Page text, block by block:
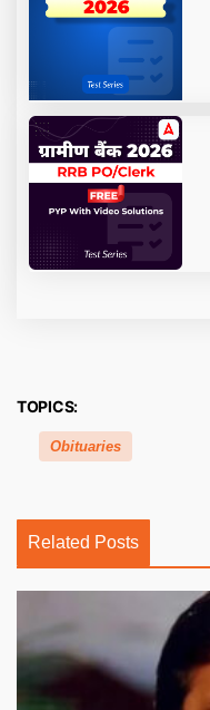
TOPICS:
Obituaries
Related Posts